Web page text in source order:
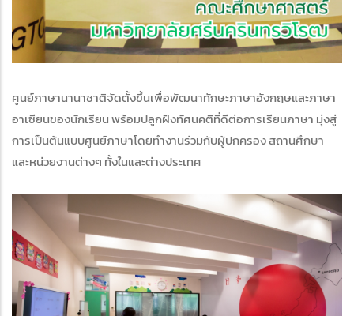
ศูนย์ภาษานานาชาติจัดตั้งขึ้นเพื่อพัฒนาทักษะภาษาอังกฤษและภาษา
อาเซียนของนักเรียน พร้อมปลูกฝังทัศนคติที่ดีต่อการเรียนภาษา มุ่งสู่
การเป็นต้นแบบศูนย์ภาษาโดยทำงานร่วมกับผู้ปกครอง สถานศึกษา
และหน่วยงานต่างๆ ทั้งในและต่างประเทศ